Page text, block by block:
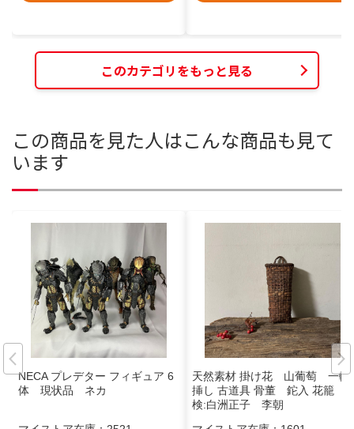
このカテゴリをもっと見る
この商品を見た人はこんな商品も見て
います
NECA プレデター フィギュア 6
体 現状品 ネカ
天然素材 掛け花 山葡萄 一輪
挿し 古道具 骨董 鉈入 花籠
検:白洲正子 李朝